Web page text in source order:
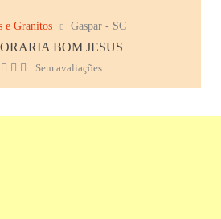
e Granitos Gaspar - SC
BOM JESUS
Sem avaliações